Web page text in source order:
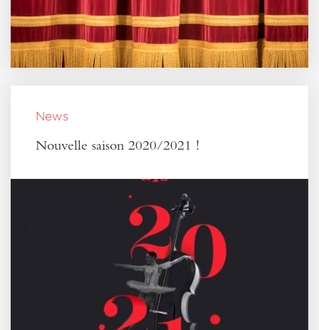
News
Nouvelle saison 2020/2021 !